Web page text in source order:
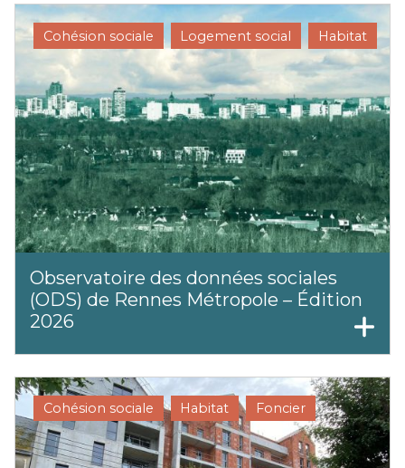
Cohésion sociale Logement social Habitat
Observatoire des données sociales
(ODS) de Rennes Métropole – Édition
2026
Cohésion sociale Habitat Foncier